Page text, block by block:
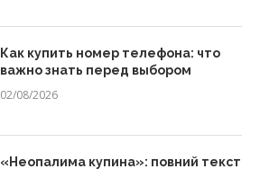
Как купить номер телефона: что
важно знать перед выбором
02/08/2026
«Неопалима купина»: повний текст